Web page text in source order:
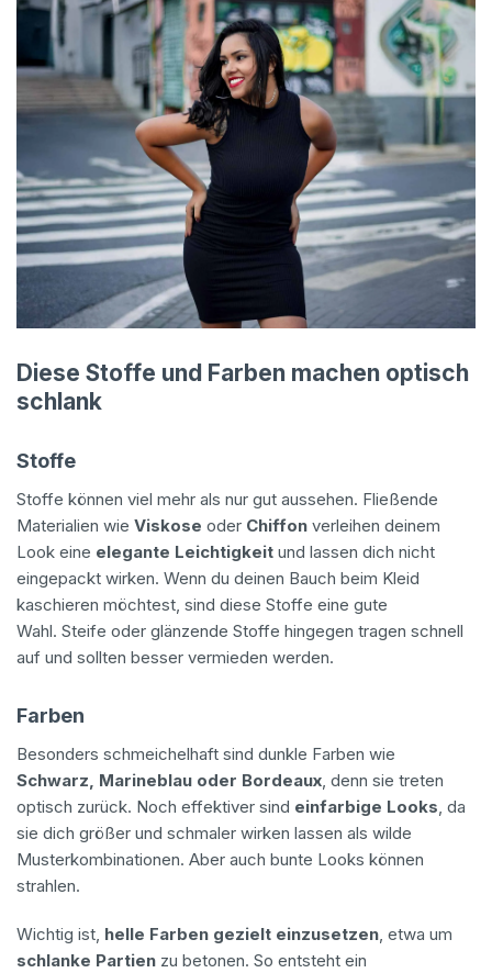
Diese Stoffe und Farben machen optisch
schlank
Stoffe
Stoffe können viel mehr als nur gut aussehen. Fließende
Materialien wie Viskose oder Chiffon verleihen deinem
Look eine elegante Leichtigkeit und lassen dich nicht
eingepackt wirken. Wenn du deinen Bauch beim Kleid
kaschieren möchtest, sind diese Stoffe eine gute
Wahl. Steife oder glänzende Stoffe hingegen tragen schnell
auf und sollten besser vermieden werden.
Farben
Besonders schmeichelhaft sind dunkle Farben wie
Schwarz, Marineblau oder Bordeaux, denn sie treten
optisch zurück. Noch effektiver sind einfarbige Looks, da
sie dich größer und schmaler wirken lassen als wilde
Musterkombinationen. Aber auch bunte Looks können
strahlen.
Wichtig ist, helle Farben gezielt einzusetzen, etwa um
schlanke Partien zu betonen. So entsteht ein